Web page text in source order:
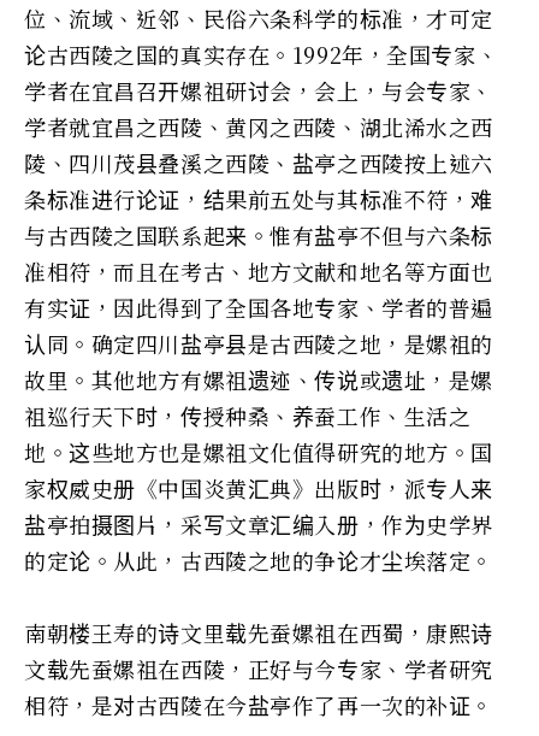
位、流域、近邻、民俗六条科学的标准，才可定
论古西陵之国的真实存在。1992年，全国专家、
学者在宜昌召开嫘祖研讨会，会上，与会专家、
学者就宜昌之西陵、黄冈之西陵、湖北浠水之西
陵、四川茂县叠溪之西陵、盐亭之西陵按上述六
条标准进行论证，结果前五处与其标准不符，难
与古西陵之国联系起来。惟有盐亭不但与六条标
准相符，而且在考古、地方文献和地名等方面也
有实证，因此得到了全国各地专家、学者的普遍
认同。确定四川盐亭县是古西陵之地，是嫘祖的
故里。其他地方有嫘祖遗迹、传说或遗址，是嫘
祖巡行天下时，传授种桑、养蚕工作、生活之
地。这些地方也是嫘祖文化值得研究的地方。国
家权威史册《中国炎黄汇典》出版时，派专人来
盐亭拍摄图片，采写文章汇编入册，作为史学界
的定论。从此，古西陵之地的争论才尘埃落定。
南朝楼王寿的诗文里载先蚕嫘祖在西蜀，康熙诗
文载先蚕嫘祖在西陵，正好与今专家、学者研究
相符，是对古西陵在今盐亭作了再一次的补证。